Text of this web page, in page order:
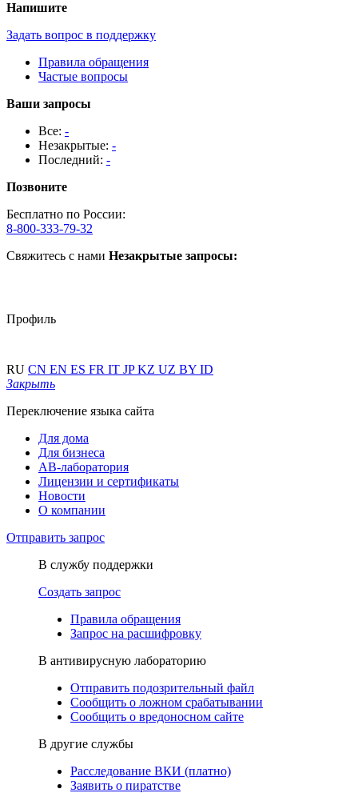
Напишите
Задать вопрос в поддержку
Правила обращения
Частые вопросы
Ваши запросы
Все: -
Незакрытые: -
Последний: -
Позвоните
Бесплатно по России:
8-800-333-79-32
Свяжитесь с нами Незакрытые запросы:
Профиль
RU CN EN ES FR IT JPKZ UZ BY ID
Закрыть
Переключение языка сайта
Для дома
Для бизнеса
АВ-лаборатория
Лицензии и сертификаты
Новости
О компании
Отправить запрос
В службу поддержки
Создать запрос
Правила обращения
Запрос на расшифровку
В антивирусную лабораторию
Отправить подозрительный файл
Сообщить о ложном срабатывании
Сообщить о вредоносном сайте
В другие службы
Расследование ВКИ (платно)
Заявить о пиратстве